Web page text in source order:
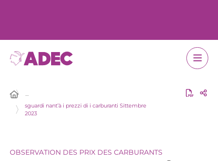
…
sguardi nant’à i prezzi di i carburanti Sittembre
2023
OBSERVATION DES PRIX DES CARBURANTS